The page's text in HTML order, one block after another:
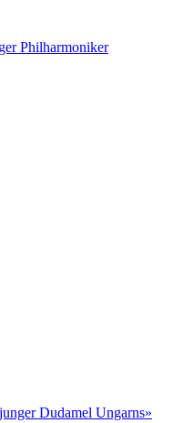
Philharmoniker
Dudamel Ungarns»